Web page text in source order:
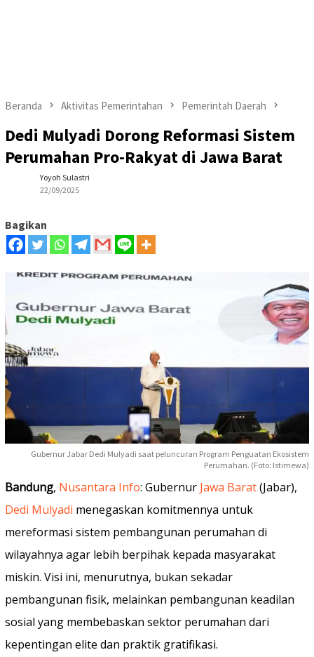
Beranda Aktivitas Pemerintahan Pemerintah Daerah
Dedi Mulyadi Dorong Reformasi Sistem
Perumahan Pro-Rakyat di Jawa Barat
Yoyoh Sulastri
22/09/2025
Bagikan
Gubernur Jabar Dedi Mulyadi saat peluncuran Program Penguatan Ekosistem
Perumahan. (Foto: Istimewa)
Bandung, Nusantara Info: Gubernur Jawa Barat(Jabar),
Dedi Mulyadi menegaskan komitmennya untuk
mereformasi sistem pembangunan perumahan di
wilayahnya agar lebih berpihak kepada masyarakat
miskin. Visi ini, menurutnya, bukan sekadar
pembangunan fisik, melainkan pembangunan keadilan
sosial yang membebaskan sektor perumahan dari
kepentingan elite dan praktik gratifikasi.